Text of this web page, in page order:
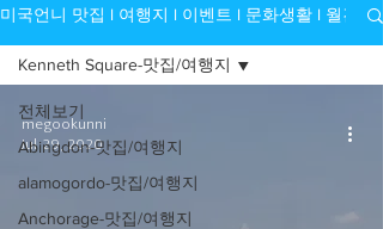
미국언니 맛집 l 여행지 l 이벤트 l 문화생활 l 월간 모
전체보기
Abingdon-맛집/여행지
alamogordo-맛집/여행지
Anchorage-맛집/여행지
Kenneth Square-맛집/여행지
megookunni
Jul 29, 2020